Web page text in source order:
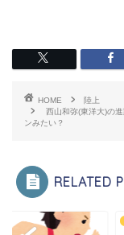
HOME
陸上
西山和弥(東洋大)の
ンみたい？
RELATED